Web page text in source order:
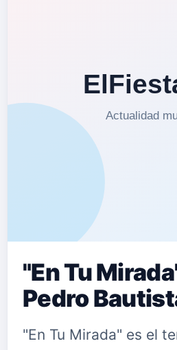
"En Tu
Pedro
"En Tu Mirada" es el